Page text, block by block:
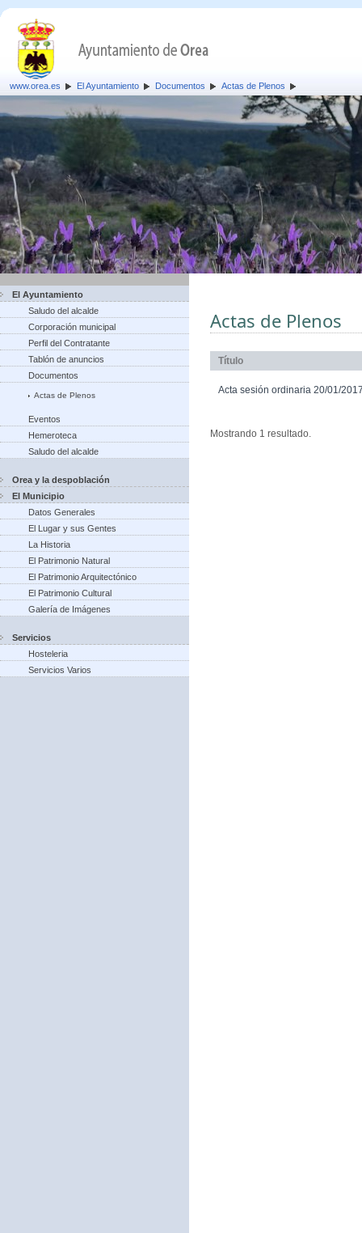
www.orea.es El Ayuntamiento Documentos Actas de Plenos
El Ayuntamiento
Saludo del alcalde
Corporación municipal
Perfil del Contratante
Tablón de anuncios
Documentos
Actas de Plenos
Eventos
Hemeroteca
Saludo del alcalde
Orea y la despoblación
El Municipio
Datos Generales
El Lugar y sus Gentes
La Historia
El Patrimonio Natural
El Patrimonio Arquitectónico
El Patrimonio Cultural
Galería de Imágenes
Servicios
Hosteleria
Servicios Varios
Actas de Plenos
Título
Acta sesión ordinaria 20/01/
Mostrando 1 resultado.